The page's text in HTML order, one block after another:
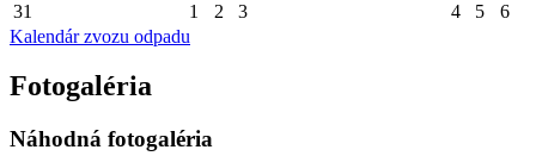
31 1 2 3 4 5
6
Kalendár zvozu odpadu
Fotogaléria
Náhodná fotogaléria